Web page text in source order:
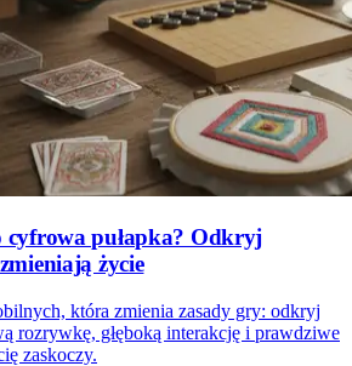
cyfrowa pułapka? Odkryj
życie
która zmienia zasady gry: odkryj
rozrywkę, głęboką interakcję i prawdziwe
zaskoczy.